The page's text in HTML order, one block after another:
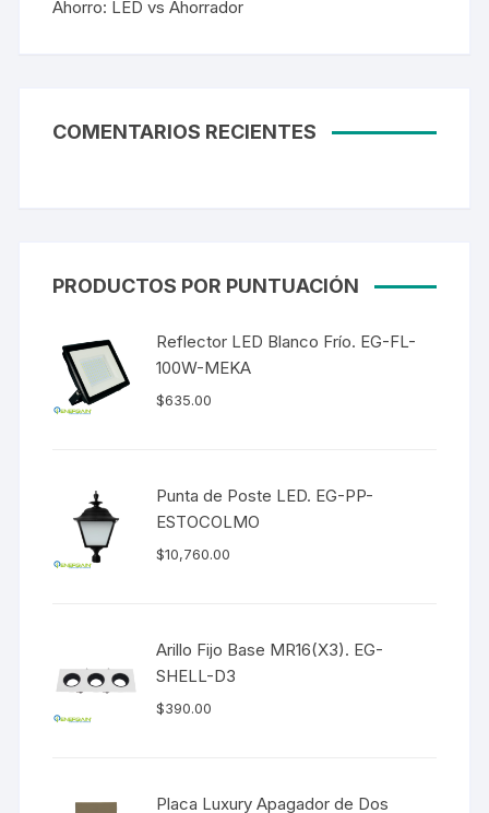
Ahorro: LED vs Ahorrador
COMENTARIOS RECIENTES
PRODUCTOS POR PUNTUACIÓN
Reflector LED Blanco Frío. EG-FL-
100W-MEKA
$635.00
Punta de Poste LED. EG-PP-
ESTOCOLMO
$10,760.00
Arillo Fijo Base MR16(X3). EG-
SHELL-D3
$390.00
Placa Luxury Apagador de Dos